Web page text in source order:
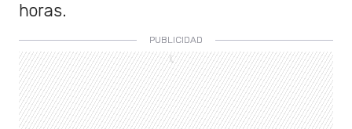
horas.